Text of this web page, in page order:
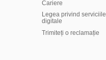
Cariere
Legea privind serviciile
digitale
Trimiteți o reclamație